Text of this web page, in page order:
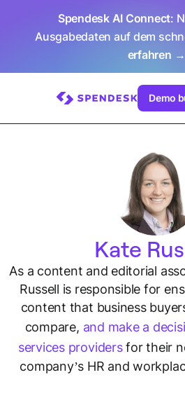
Spendesk AI Connect:
Ausgabedaten auf dem
erfahren →
Demo
Kate
As a content and editorial
Russell is responsible for
content that business
compare, and make a
services providersfor their
company’s HR and